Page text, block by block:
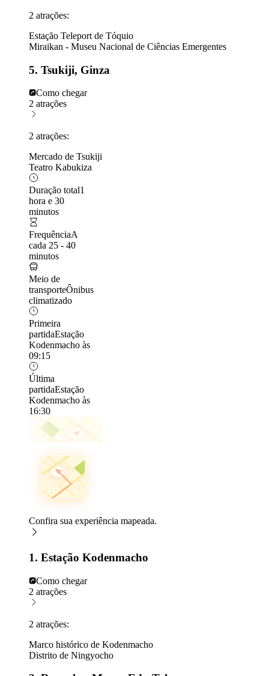
2 atrações:
Estação Teleport de Tóquio
Miraikan - Museu Nacional de Ciências Emergentes
5. Tsukiji, Ginza
Como chegar
2 atrações
2 atrações:
Mercado de Tsukiji
Teatro Kabukiza
Duração total1
hora e 30
minutos
FrequênciaA
cada 25 - 40
minutos
Meio de
transporteÔnibus
climatizado
Primeira
partidaEstação
Kodenmacho às
09:15
Última
partidaEstação
Kodenmacho às
16:30
Confira sua experiência mapeada.
1. Estação Kodenmacho
Como chegar
2 atrações
2 atrações:
Marco histórico de Kodenmacho
Distrito de Ningyocho